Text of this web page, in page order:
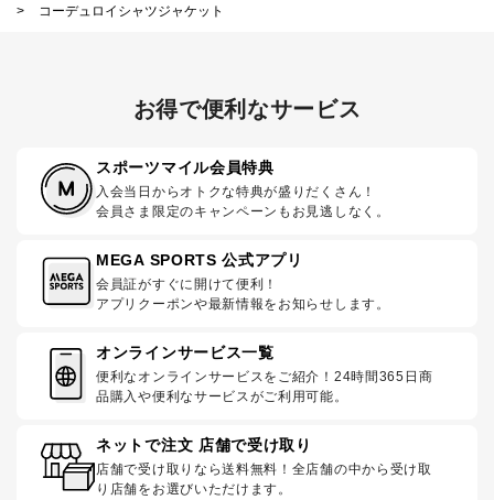
>
コーデュロイシャツジャケット
お得で便利なサービス
スポーツマイル会員特典
入会当日からオトクな特典が盛りだくさん！
会員さま限定のキャンペーンもお見逃しなく。
MEGA SPORTS 公式アプリ
会員証がすぐに開けて便利！
アプリクーポンや最新情報をお知らせします。
オンラインサービス一覧
便利なオンラインサービスをご紹介！24時間365日商
品購入や便利なサービスがご利用可能。
ネットで注文 店舗で受け取り
店舗で受け取りなら送料無料！全店舗の中から受け取
り店舗をお選びいただけます。